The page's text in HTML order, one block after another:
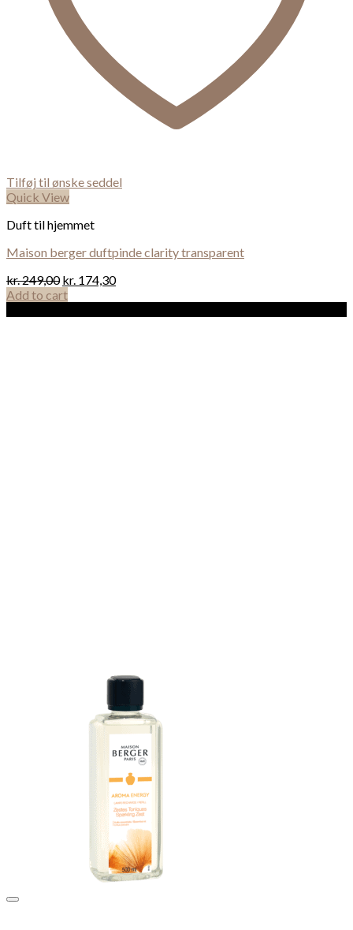
Tilføj til ønske seddel
Quick View
Duft til hjemmet
Maison berger duftpinde clarity transparent
kr.249,00 kr. 174,30
Add to cart